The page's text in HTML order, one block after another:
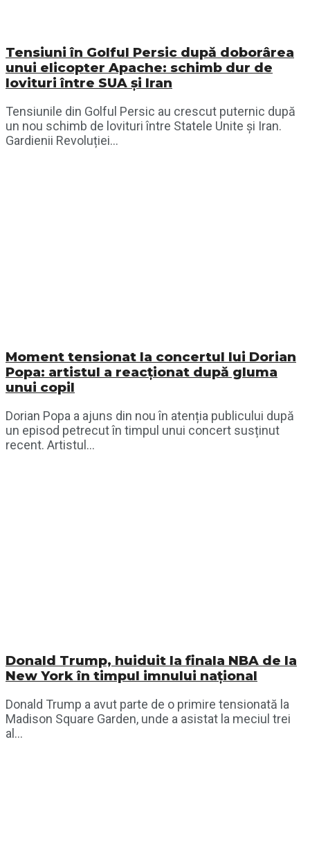
Tensiuni în Golful Persic după doborârea
unui elicopter Apache: schimb dur de
lovituri între SUA și Iran
Tensiunile din Golful Persic au crescut puternic după
un nou schimb de lovituri între Statele Unite și Iran.
Gardienii Revoluției...
Moment tensionat la concertul lui Dorian
Popa: artistul a reacționat după gluma
unui copil
Dorian Popa a ajuns din nou în atenția publicului după
un episod petrecut în timpul unui concert susținut
recent. Artistul...
Donald Trump, huiduit la finala NBA de la
New York în timpul imnului național
Donald Trump a avut parte de o primire tensionată la
Madison Square Garden, unde a asistat la meciul trei
al...